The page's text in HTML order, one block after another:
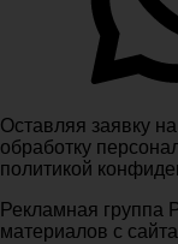
Оставляя заявку
обработку
политикой
Рекламная группа
материалов с